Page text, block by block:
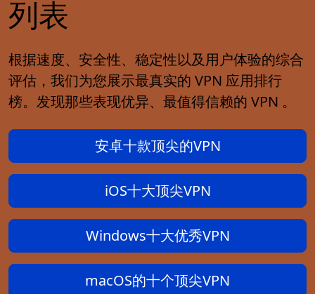
列表
根据速度、安全性、稳定性以及用户体验的综合
评估，我们为您展示最真实的 VPN 应用排行
榜。发现那些表现优异、最值得信赖的 VPN 。
安卓十款顶尖的VPN
iOS十大顶尖VPN
Windows十大优秀VPN
macOS的十个顶尖VPN